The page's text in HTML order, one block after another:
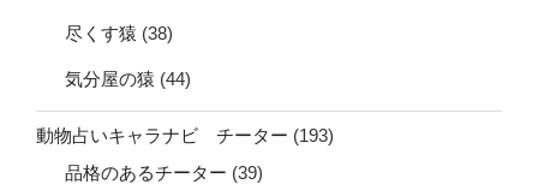
尽くす猿 (38)
気分屋の猿 (44)
動物占いキャラナビ チーター (193)
品格のあるチーター (39)